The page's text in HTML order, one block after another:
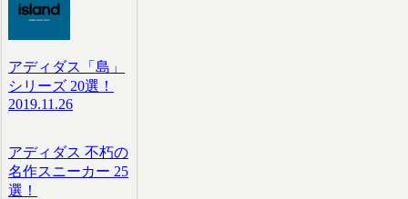
アディダス「島」
シリーズ 20選！
2019.11.26
アディダス 不朽の
名作スニーカー 25
選！